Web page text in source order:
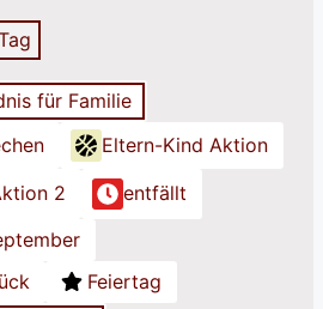
für Familie
Eltern-Kind Aktion
2
entfällt
Feiertag